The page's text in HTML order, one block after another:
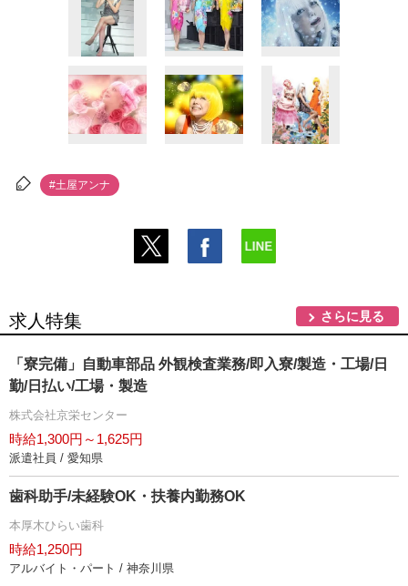
#土屋アンナ
求人特集 さらに見る
「寮完備」自動車部品 外観検査業務/即入寮/製造・工場/日
勤/日払い/工場・製造
株式会社京栄センター
時給1,300円～1,625円
派遣社員 / 愛知県
歯科助手/未経験OK・扶養内勤務OK
本厚木ひらい歯科
時給1,250円
アルバイト・パート / 神奈川県